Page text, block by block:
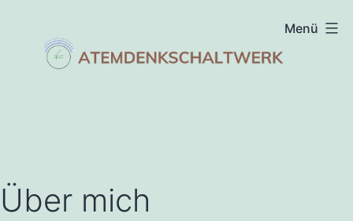
springen
Menü
Über mich